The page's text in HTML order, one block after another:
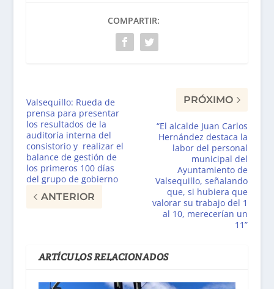
COMPARTIR:
Valsequillo: Rueda de
prensa para presentar
los resultados de la
auditoría interna del
consistorio y realizar el
balance de gestión de
los primeros 100 días
del grupo de gobierno
ANTERIOR
PRÓXIMO
“El alcalde Juan Carlos
Hernández destaca la
labor del personal
municipal del
Ayuntamiento de
Valsequillo, señalando
que, si hubiera que
valorar su trabajo del 1
al 10, merecerían un
11”
ARTÍCULOS RELACIONADOS